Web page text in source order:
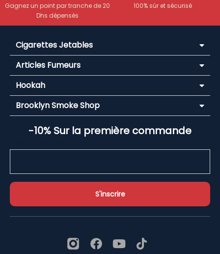
Gagnez un point par tranche de 20
Dhs dépensés
100% sûr et sécurisé
Cigarettes Jetables
Articles Fumeurs
Hookah
Brooklyn Smoke Shop
-10% Sur la première commande